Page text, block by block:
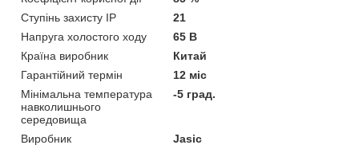
Ступінь захисту IP
21
Напруга холостого ходу
65 В
Країна виробник
Китай
Гарантійний термін
12 міс
Мінімальна температура
навколишнього
середовища
-5 град.
Виробник
Jasic